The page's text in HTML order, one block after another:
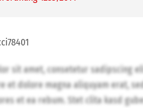
sit amet, consetetur sadipscing
et dolore magna aliquyam erat,
et ea rebum. Stet clita kasd